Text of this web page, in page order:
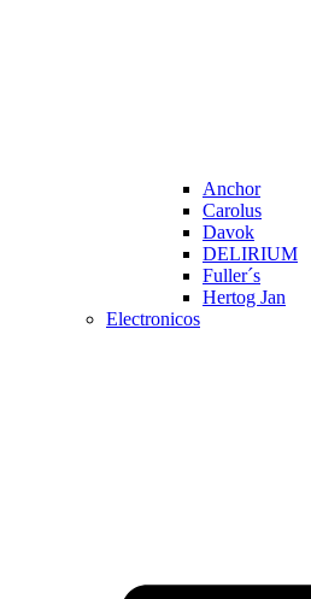
Anchor
Carolus
Davok
DELIRIUM
Fuller´s
Hertog Jan
Electronicos